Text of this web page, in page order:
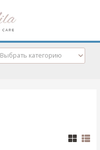
Выбрать категорию